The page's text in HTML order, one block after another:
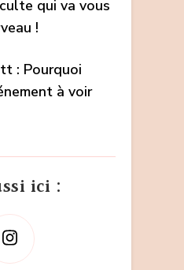
qui va vous
!
: Pourquoi
à voir
ici :